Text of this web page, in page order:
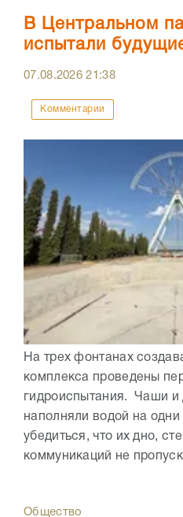
В Центральном
испытали
07.08.202621:38
Комментарии
На трех фонтанах
комплекса проведены
гидроиспытания. Чаши
наполняли водой на одни
убедиться, что их дно,
коммуникаций не
Общество